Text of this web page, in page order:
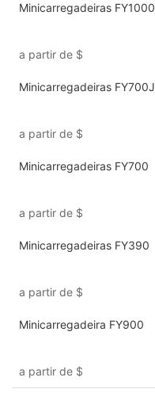
Minicarregadeiras FY1000
a partir de $
Minicarregadeiras FY700J
a partir de $
Minicarregadeiras FY700
a partir de $
Minicarregadeiras FY390
a partir de $
Minicarregadeira FY900
a partir de $